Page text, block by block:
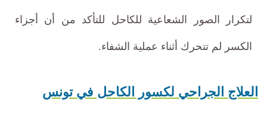
لتكرار الصور الشعاعية للكاحل للتأكد من أن أجزاء
الكسر لم تتحرك أثناء عملية الشفاء.
العلاج الجراحي لكسور الكاحل في تونس